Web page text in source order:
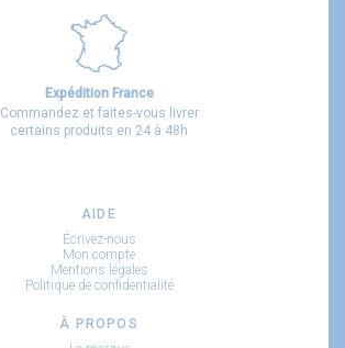
Expédition France
Commandez et faites-vous livrer
certains produits en 24 à 48h
AIDE
Écrivez-nous
Mon compte
Mentions légales
Politique de confidentialité
À PROPOS